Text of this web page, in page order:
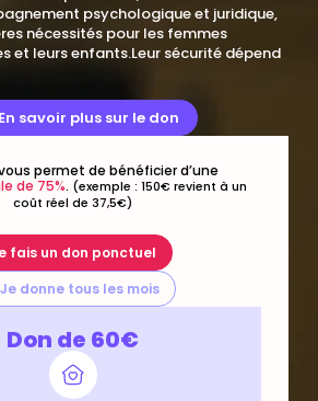
psychologique et juridique,
nécessités pour les femmes
et leurs enfants.Leur sécurité dépend
En savoir plus sur le don
permet de bénéficier d’une
de 75%. (exemple : 150€ revient à un
coût réel de 37,5€)
fais un don ponctuel
Je donne tous les mois
Don de 60€